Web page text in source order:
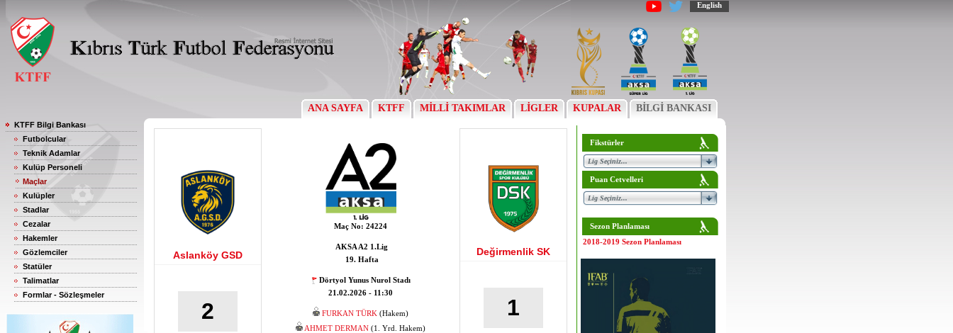
English
ANA SAYFA KTFF MİLLİ TAKIMLAR LİGLER KUPALAR BİLGİ BANKASI
KTFF Bilgi Bankası
Futbolcular
Teknik Adamlar
Kulüp Personeli
Maçlar
Kulüpler
Stadlar
Cezalar
Hakemler
Gözlemciler
Statüler
Talimatlar
Formlar - Sözleşmeler
Aslanköy GSD
2
Maç No: 24224
AKSA A2 1.Lig
19. Hafta
Dörtyol Yunus Nurol Stadı
21.02.2026 - 11:30
FURKAN TÜRK (Hakem)
AHMET DERMAN (1. Yrd. Hakem)
Değirmenlik SK
1
Fikstürler
Puan Cetvelleri
Sezon Planlaması
2018-2019 Sezon Planlaması